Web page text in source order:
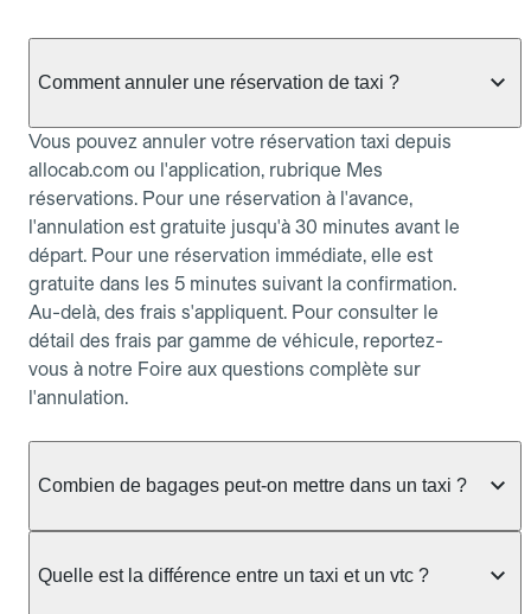
Comment annuler une réservation de taxi ?
Vous pouvez annuler votre réservation taxi depuis
allocab.com ou l'application, rubrique Mes
réservations. Pour une réservation à l'avance,
l'annulation est gratuite jusqu'à 30 minutes avant le
départ. Pour une réservation immédiate, elle est
gratuite dans les 5 minutes suivant la confirmation.
Au-delà, des frais s'appliquent. Pour consulter le
détail des frais par gamme de véhicule, reportez-
vous à notre Foire aux questions complète sur
l'annulation.
Combien de bagages peut-on mettre dans un taxi ?
taxi berline accueille en général jusqu'à 3 bagages
Quelle est la différence entre un taxi et un vtc ?